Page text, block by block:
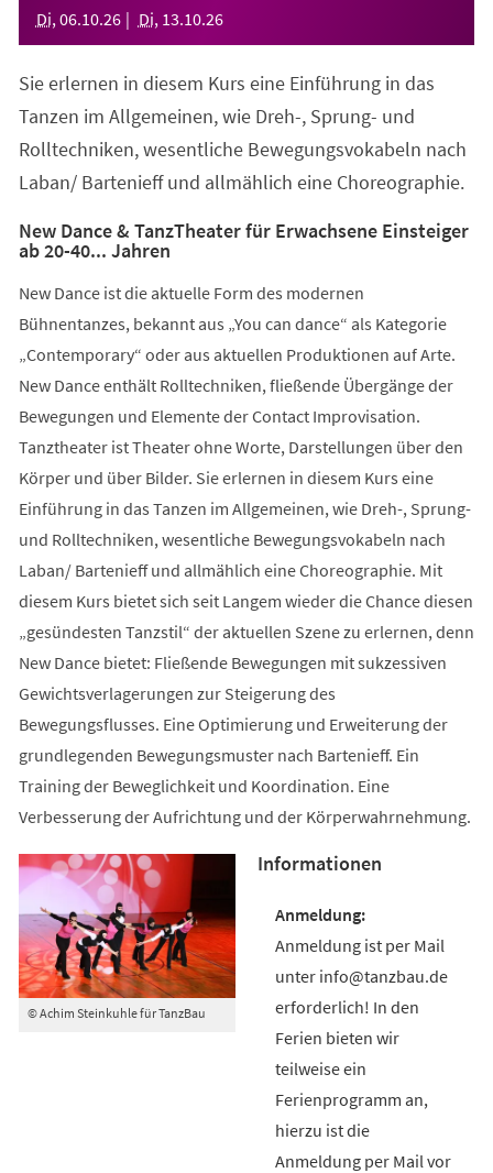
Di, 06.10.26 Di, 13.10.26
Sie erlernen in diesem Kurs eine Einführung in das
Tanzen im Allgemeinen, wie Dreh-, Sprung- und
Rolltechniken, wesentliche Bewegungsvokabeln nach
Laban/ Bartenieff und allmählich eine Choreographie.
New Dance & TanzTheater für Erwachsene Einsteiger
ab 20-40... Jahren
New Dance ist die aktuelle Form des modernen
Bühnentanzes, bekannt aus „You can dance“ als Kategorie
„Contemporary“ oder aus aktuellen Produktionen auf Arte.
New Dance enthält Rolltechniken, fließende Übergänge der
Bewegungen und Elemente der Contact Improvisation.
Tanztheater ist Theater ohne Worte, Darstellungen über den
Körper und über Bilder. Sie erlernen in diesem Kurs eine
Einführung in das Tanzen im Allgemeinen, wie Dreh-, Sprung-
und Rolltechniken, wesentliche Bewegungsvokabeln nach
Laban/ Bartenieff und allmählich eine Choreographie. Mit
diesem Kurs bietet sich seit Langem wieder die Chance diesen
„gesündesten Tanzstil“ der aktuellen Szene zu erlernen, denn
New Dance bietet: Fließende Bewegungen mit sukzessiven
Gewichtsverlagerungen zur Steigerung des
Bewegungsflusses. Eine Optimierung und Erweiterung der
grundlegenden Bewegungsmuster nach Bartenieff. Ein
Training der Beweglichkeit und Koordination. Eine
Verbesserung der Aufrichtung und der Körperwahrnehmung.
© Achim Steinkuhle für TanzBau
Informationen
Anmeldung ist per Mail
unter info@tanzbau.de
erforderlich! In den
Ferien bieten wir
teilweise ein
Ferienprogramm an,
hierzu ist die
Anmeldung per Mail vor